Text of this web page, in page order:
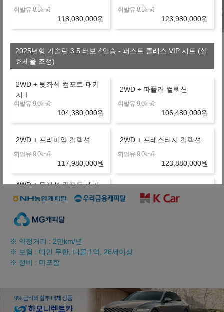
금융사
월 1,761,500 원
C 금융사 1,785,000
+6,139,080
O 금융사
장기렌터카
1,793,000
+6,427,080
36개월 선수+보증금29,244,000 원
제휴 금융사
※ 약정거리 : 2만km/년
※ 보험 : 대인 무한, 대물 1억, 26세이상
※ 정비 : 미포함
휘발유 8.5㎞/ℓ
118,080,000원
휘발유 8.5㎞/ℓ
123,980,000원
2025년형 가솔린 3.5 터보 4인승 - 퍼스트 클래스 VIP 시트 (실
효세율 조정)
2WD + 뒷좌석 컴포트 패키
지Ⅰ
휘발유 9.0㎞/ℓ
104,380,000원
2WD + 파퓰러 컬렉션
휘발유 9.0㎞/ℓ
106,480,000원
2WD + 프리미엄 컬렉션
휘발유 9.0㎞/ℓ
117,980,000원
2WD + 프레스티지 컬렉션
휘발유 9.0㎞/ℓ
123,880,000원
AWD + 뒷좌석 컴포트 패키
지Ⅰ
휘발유 8.5
㎞/ℓ
휘발유 8.5㎞/ℓ
AWD + 프리미엄 컬렉션
휘발유 8.5㎞/ℓ
121,480,000
휘발유 8.5
2025년형 가솔린 3.5 터보 48V 일렉트릭 슈퍼차저 5인승 - 스
탠다드 시트 (실효세율 조정)